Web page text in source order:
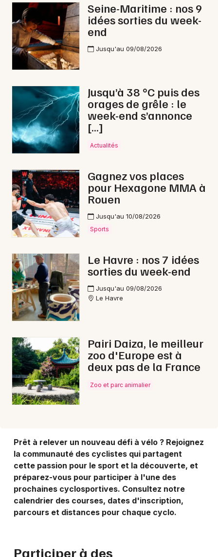
Actus à Rouen
Magazine à Rouen
Choisir mes départements
Mon email
Je m'abonne
Seine-Maritime : nos 9
idées sorties du week-
end
Jusqu'au 09/08/2026
Jusqu’à 38 °C puis des
orages de grêle : le
week-end s’annonce
[…]
Actualités
Gagnez vos places
pour Hexagone MMA à
Rouen
Jusqu'au 10/08/2026
Sports
Le Havre : nos 7 idées
sorties du week-end
Jusqu'au 09/08/2026
Le Havre
Pairi Daiza, le meilleur
zoo d'Europe est à
deux pas de la France
Zoo et parc animalier
Prêt à relever un nouveau défi à vélo ? Rejoignez
la communauté des cyclistes qui partagent
cette passion pour le sport et la découverte, et
préparez-vous pour participer à l'une des
prochaines cyclosportives. Consultez notre
calendrier des courses, dates d'inscription,
parcours et distances pour chaque cyclo.
Participer à des